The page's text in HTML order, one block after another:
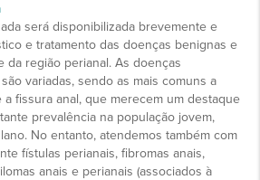
será disponibilizada brevemente e
e tratamento das doenças benignas e
da região perianal. As doenças
variadas, sendo as mais comuns a
fissura anal, que merecem um destaque
prevalência na população jovem,
No entanto, atendemos também com
fístulas perianais, fibromas anais,
anais e perianais (associados à